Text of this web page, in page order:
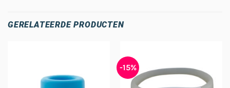
GERELATEERDE PRODUCTEN
-15%